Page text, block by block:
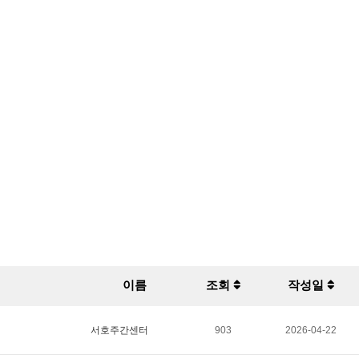
이름 조회 작성일
서호주간센터 903 2026-04-22